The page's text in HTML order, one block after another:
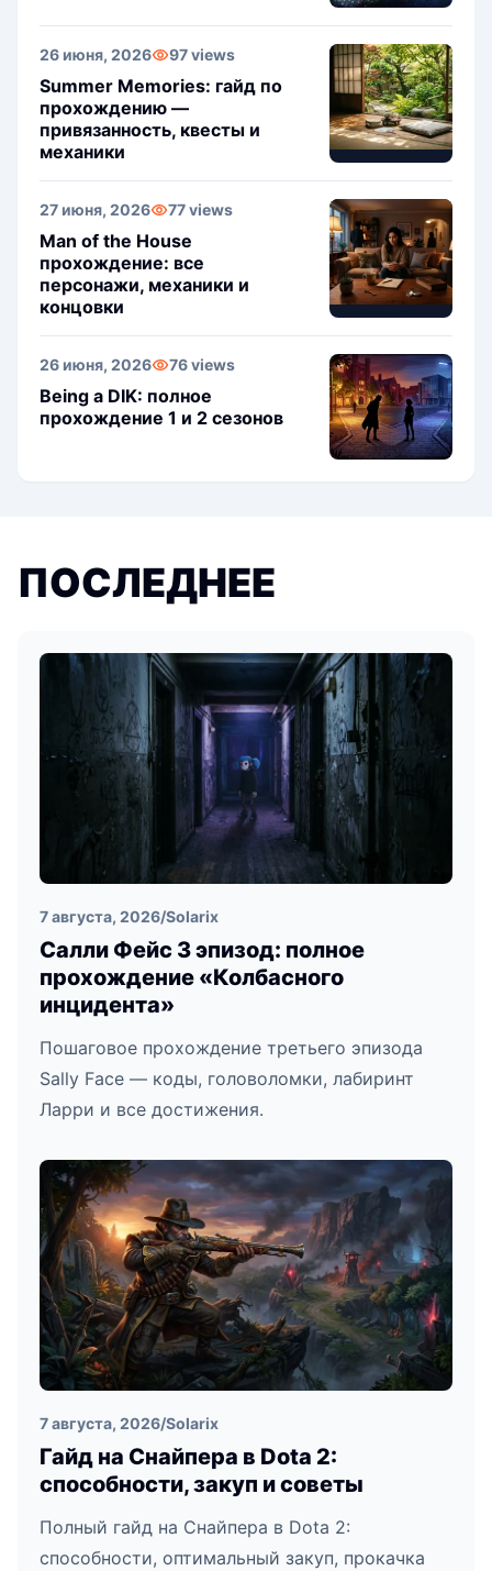
26 июня, 2026 97 views
Summer Memories: гайд по
прохождению —
привязанность, квесты и
механики
27 июня, 2026 77 views
Man of the House
прохождение: все
персонажи, механики и
концовки
26 июня, 2026 76 views
Being a DIK: полное
прохождение 1 и 2 сезонов
ПОСЛЕДНЕЕ
7 августа, 2026/Solarix
Салли Фейс 3 эпизод: полное
прохождение «Колбасного
инцидента»
Пошаговое прохождение третьего эпизода
Sally Face — коды, головоломки, лабиринт
Ларри и все достижения.
7 августа, 2026/Solarix
Гайд на Снайпера в Dota 2:
способности, закуп и советы
Полный гайд на Снайпера в Dota 2:
способности, оптимальный закуп, прокачка